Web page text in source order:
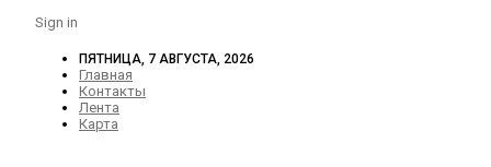
Sign in
ПЯТНИЦА, 7 АВГУСТА, 2026
Главная
Контакты
Лента
Карта